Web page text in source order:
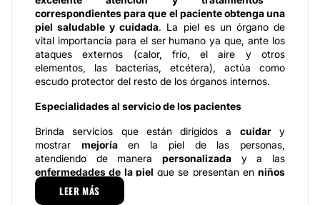
correspondientes para que el paciente obtenga una
piel saludable y cuidada. La piel es un órgano de
vital importancia para el ser humano ya que, ante los
ataques externos (calor, frío, el aire y otros
elementos, las bacterias, etcétera), actúa como
escudo protector del resto de los órganos internos.
Especialidades al servicio de los pacientes
Brinda servicios que están dirigidos a cuidary
mostrar mejoríaen la piel de las personas,
atendiendo de manera personalizada y a las
enfermedades de la piel que se presentan en niños
y
adultos. Dra. Verónica Vega Venegas
especializa en atender lo siguiente: tratamientos para
LEER MÁS